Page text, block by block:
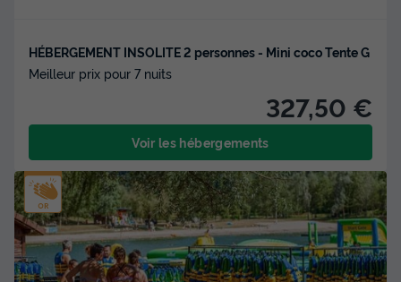
HÉBERGEMENT INSOLITE 2 personnes - Mini coco Tente G
Meilleur prix pour 7 nuits
327,50 €
Voir les hébergements